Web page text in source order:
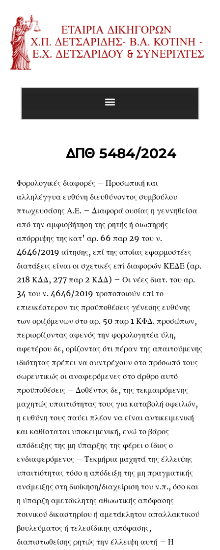
ΔΠΘ 5484/2024
Φορολογικές διαφορές – Προσωπική και
αλληλέγγυα ευθύνη διευθύνοντος συμβούλου
πτωχευσάσης Α.Ε. – Διαφορά ουσίας η γεννηθείσα
από την αμφισβήτηση της ρητής ή σιωπηρής
απόρριψης της κατ’ αρ. 66 παρ 29 του ν.
4646/2019 αίτησης, επί της οποίας εφαρμοστέες
διατάξεις είναι οι σχετικές επί διαφορών ΚΕΔΕ (αρ.
218 ΚΔΔ, 277 παρ 2 ΚΔΔ) – Οι νέες διατ. του αρ.
34 του ν. 4646/2019 τροποποιούν επί το
επιεικέστερον τις προϋποθέσεις γένεσης ευθύνης
των οριζόμενων στο αρ. 50 παρ 1 ΚΦΔ. προσώπων,
περιορίζοντας αφενός την φορολογητέα ύλη,
αφετέρου δε, ορίζοντας ότι πέραν της απαιτούμενης
ιδιότητας πρέπει να συντρέχουν στο πρόσωπό τους
σωρευτικώς οι αναφερόμενες στο άρθρο αυτό
προϋποθέσεις – Δοθέντος δε, της τεκμαιρόμενης
μαχητώς υπαιτιότητας τους για καταβολή οφειλών,
η ευθύνη τους παύει πλέον να είναι αντικειμενική
και καθίσταται υποκειμενική, ενώ το βάρος
απόδειξης της μη ύπαρξης της φέρει ο ίδιος ο
ενδιαφερόμενος – Τεκμήρια μαχητά της έλλειψης
υπαιτιότητας τόσο η απόδειξη της μη πραγματικής
ανάμειξης στη διοίκηση/διαχείριση του ν.π., όσο και
η ύπαρξη αμετάκλητης αθωωτικής απόφασης
ποινικού δικαστηρίου ή αμετάκλητου απαλλακτικού
βουλεύματος ή τελεσίδικης απόφασης,
διαπιστωθείσης ρητώς την έλλειψη αυτή – Η